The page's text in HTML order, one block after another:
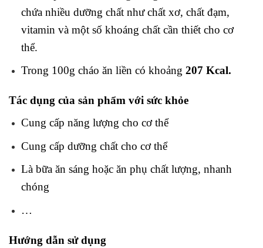
chứa nhiều dưỡng chất như chất xơ, chất đạm,
vitamin và một số khoáng chất cần thiết cho cơ
thể.
Trong 100g cháo ăn liền có khoảng 207 Kcal.
Tác dụng của sản phẩm với sức khỏe
Cung cấp năng lượng cho cơ thể
Cung cấp dưỡng chất cho cơ thể
Là bữa ăn sáng hoặc ăn phụ chất lượng, nhanh
chóng
…
Hướng dẫn sử dụng